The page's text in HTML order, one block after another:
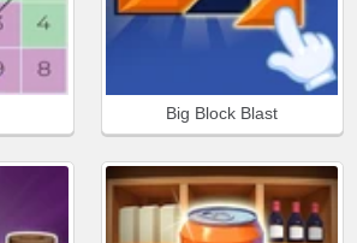
Big Block Blast